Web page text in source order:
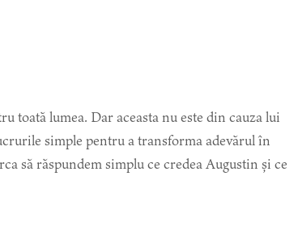
toată lumea. Dar aceasta nu este din cauza lui
simple pentru a transforma adevărul în
să răspundem simplu ce credea Augustin și ce